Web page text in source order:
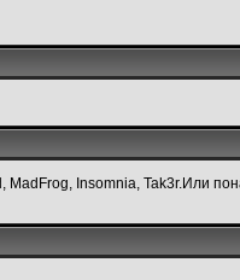
MadFrog, Insomnia, Tak3r.Или